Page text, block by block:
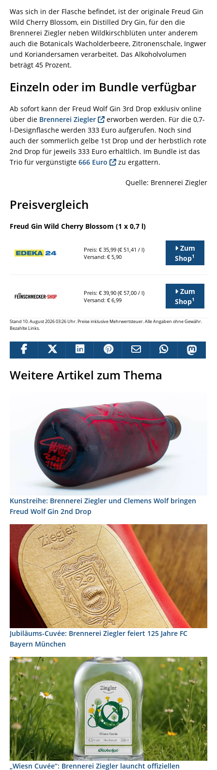
Was sich in der Flasche befindet, ist der originale Freud Gin
Wild Cherry Blossom, ein Distilled Dry Gin, für den die
Brennerei Ziegler neben Wildkirschblüten unter anderem
auch die Botanicals Wacholderbeere, Zitronenschale, Ingwer
und Koriandersamen verarbeitet. Das Alkoholvolumen
beträgt 45 Prozent.
Einzeln oder im Bundle verfügbar
Ab sofort kann der Freud Wolf Gin 3rd Drop exklusiv online
über die Brennerei Ziegler
erworben werden. Für die 0,7-
l-Designflasche werden 333 Euro aufgerufen. Noch sind
auch der sommerlich gelbe 1st Drop und der herbstlich rote
2nd Drop für jeweils 333 Euro erhältlich. Im Bundle ist das
Trio für vergünstigte 666 Euro zu ergattern.
Quelle: Brennerei Ziegler
Preisvergleich
Freud Gin Wild Cherry Blossom (1 x 0,7 l)
Preis: € 35,99 (€ 51,41 / l)
Versand: € 5,90
Zum
Shop1
Preis: € 39,90 (€ 57,00 / l)
Versand: € 6,99
Zum
Shop1
Stand 10. August 2026 03:26 Uhr. Preise inklusive Mehrwertsteuer. Alle Angaben ohne Gewähr.
Bezahlte Links.
Weitere Artikel zum Thema
Kunstreihe: Brennerei Ziegler und Clemens Wolf bringen
Freud Wolf Gin 2nd Drop
Jubiläums-Cuvée: Brennerei Ziegler feiert 125 Jahre FC
Bayern München
„Wiesn Cuvée“: Brennerei Ziegler launcht offiziellen